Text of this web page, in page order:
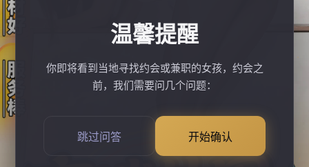
温馨提醒
你即将看到当地寻找约会或兼职的女孩，约会之
前，我们需要问几个问题：
跳过问答 开始确认